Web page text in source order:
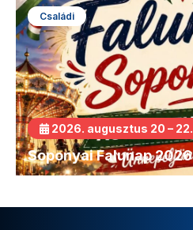
Családi
2026. augusztus 20 – 22.
Soponyai Falunap 2026